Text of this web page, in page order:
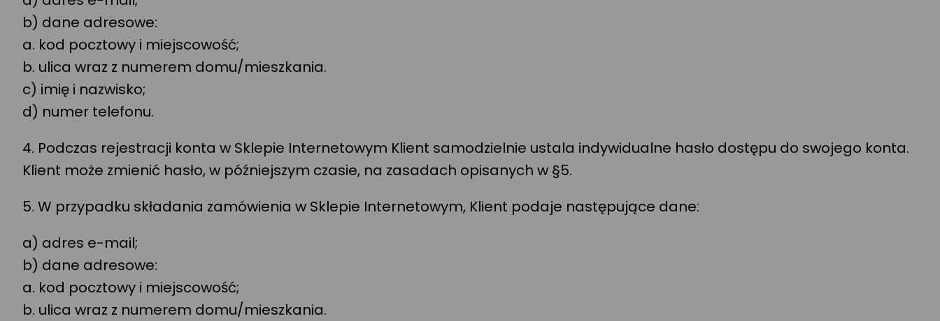
b) dane adresowe:
a. kod pocztowy i miejscowość;
b. ulica wraz z numerem domu/mieszkania.
c) imię i nazwisko;
d) numer telefonu.
4. Podczas rejestracji konta w Sklepie Internetowym Klient samodzielnie ustala indywidualne hasło dostępu do swojego konta.
Klient może zmienić hasło, w późniejszym czasie, na zasadach opisanych w §5.
5. W przypadku składania zamówienia w Sklepie Internetowym, Klient podaje następujące dane:
a) adres e-mail;
b) dane adresowe:
a. kod pocztowy i miejscowość;
b. ulica wraz z numerem domu/mieszkania.